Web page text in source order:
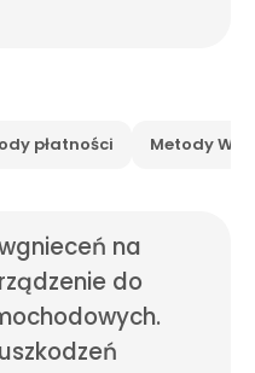
płatności Metody
na
do